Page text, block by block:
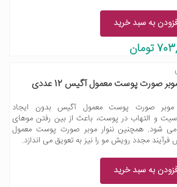
به سبد خرید
تومان
صورت پوست معمول آگیس 12 عددی
موبر صورت پوست معمول آگیس بدون ایجاد
و التهاب در پوست، باعث از بین رفتن موهای
می شود. همچنین ننوار موبر صورت پوست معمول
فرآیند مجدد رویش مو را نیز به تعویق می اندازد.
به سبد خرید